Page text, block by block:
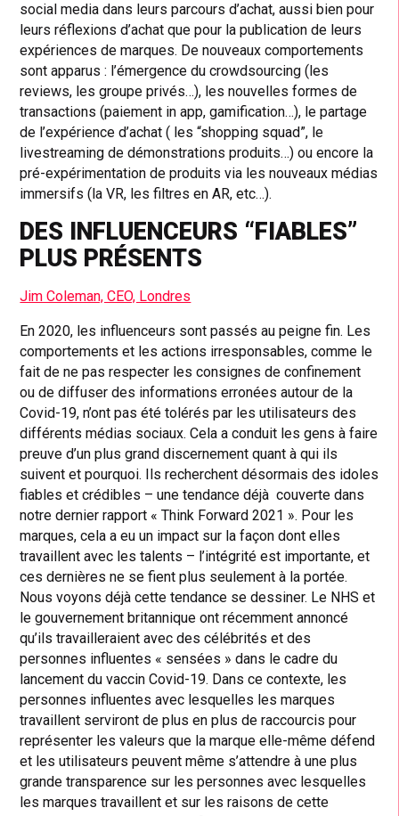
social media dans leurs parcours d’achat, aussi bien pour
leurs réflexions d’achat que pour la publication de leurs
expériences de marques. De nouveaux comportements
sont apparus : l’émergence du crowdsourcing (les
reviews, les groupe privés…), les nouvelles formes de
transactions (paiement in app, gamification…), le partage
de l’expérience d’achat ( les “shopping squad”, le
livestreaming de démonstrations produits…) ou encore la
pré-expérimentation de produits via les nouveaux médias
immersifs (la VR, les filtres en AR, etc…).
DES INFLUENCEURS “FIABLES”
PLUS PRÉSENTS
Jim Coleman, CEO, Londres
En 2020, les influenceurs sont passés au peigne fin. Les
comportements et les actions irresponsables, comme le
fait de ne pas respecter les consignes de confinement
ou de diffuser des informations erronées autour de la
Covid-19, n’ont pas été tolérés par les utilisateurs des
différents médias sociaux. Cela a conduit les gens à faire
preuve d’un plus grand discernement quant à qui ils
suivent et pourquoi. Ils recherchent désormais des idoles
fiables et crédibles – une tendance déjà couverte dans
notre dernier rapport « Think Forward 2021 ». Pour les
marques, cela a eu un impact sur la façon dont elles
travaillent avec les talents – l’intégrité est importante, et
ces dernières ne se fient plus seulement à la portée.
Nous voyons déjà cette tendance se dessiner. Le NHS et
le gouvernement britannique ont récemment annoncé
qu’ils travailleraient avec des célébrités et des
personnes influentes « sensées » dans le cadre du
lancement du vaccin Covid-19. Dans ce contexte, les
personnes influentes avec lesquelles les marques
travaillent serviront de plus en plus de raccourcis pour
représenter les valeurs que la marque elle-même défend
et les utilisateurs peuvent même s’attendre à une plus
grande transparence sur les personnes avec lesquelles
les marques travaillent et sur les raisons de cette